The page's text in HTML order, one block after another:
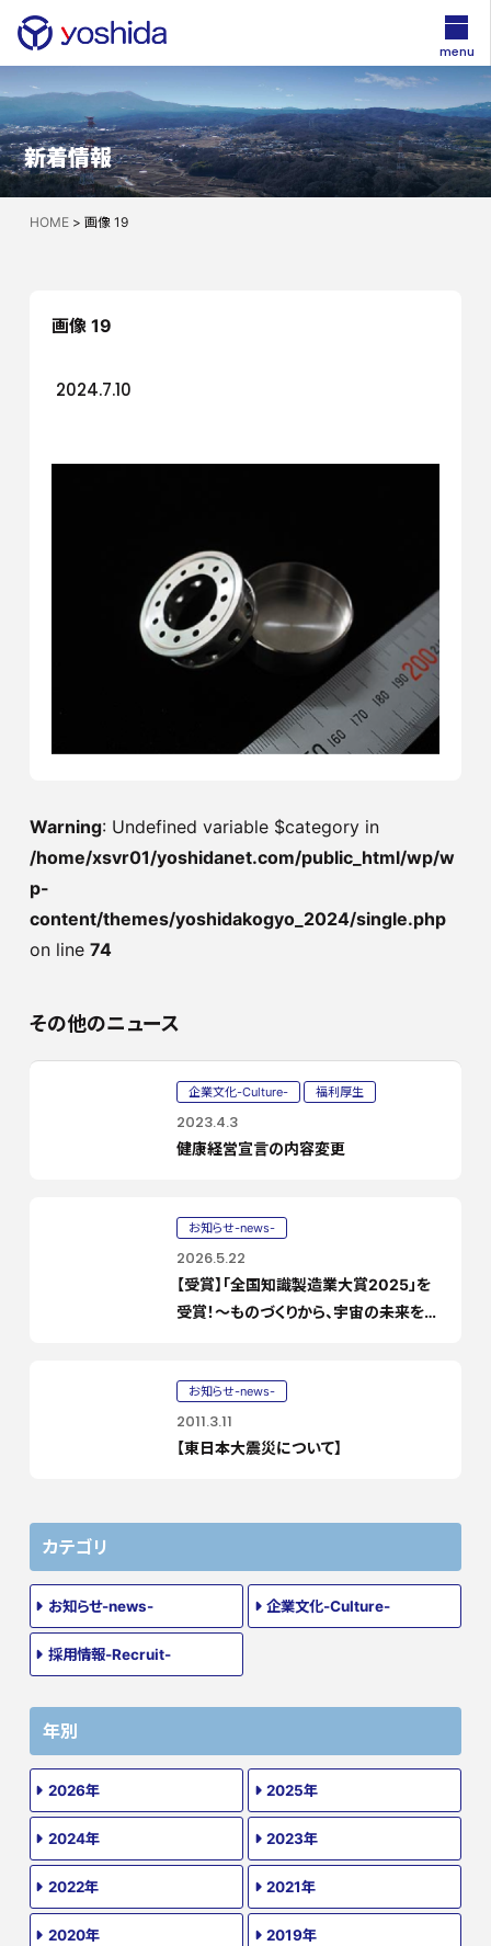
新着情報
HOME> 画像 19
画像 19
2024.7.10
Warning: Undefined variable $category in
/home/xsvr01/yoshidanet.com/public_html/wp/w
p-
content/themes/yoshidakogyo_2024/single.php
on line 74
その他のニュース
企業文化-Culture- 福利厚生
2023.4.3
健康経営宣言の内容変更
お知らせ-news-
2026.5.22
【受賞】「全国知識製造業大賞2025」を
受賞！〜ものづくりから、宇宙の未来を創
お知らせ-news-
2011.3.11
【東日本大震災について】
カテゴリ
お知らせ-news- 企業文化-Culture-
採用情報-Recruit-
年別
2026年 2025年
2024年 2023年
2022年 2021年
2020年 2019年
menu